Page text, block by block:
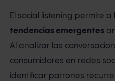
El social listening permite
tendencias emergentes
Al analizar las
consumidores en redes
identificar patrones